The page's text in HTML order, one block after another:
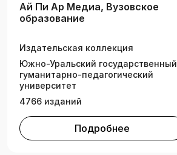
Ай Пи Ар Медиа, Вузовское
образование
Издательская коллекция
Южно-Уральский государственный
гуманитарно-педагогический
университет
4766 изданий
Подробнее